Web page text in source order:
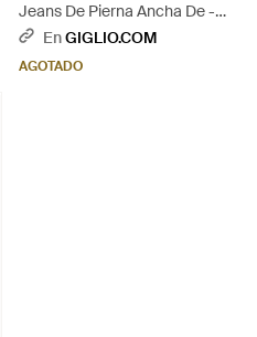
Jeans De Pierna Ancha De -
AzulEnGIGLIO.COM
AGOTADO